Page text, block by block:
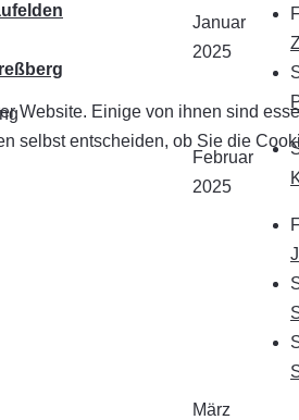
Januar
2025
Februar
2025
März
Website. Einige von ihnen sind
selbst entscheiden, ob Sie die